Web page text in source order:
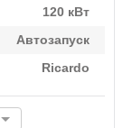
120 кВт
Автозапуск
Ricardo